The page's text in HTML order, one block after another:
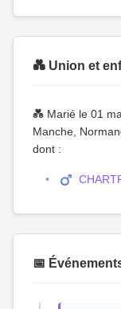
💑 Union et
💑 Marié le 01
Manche,
dont :
📅